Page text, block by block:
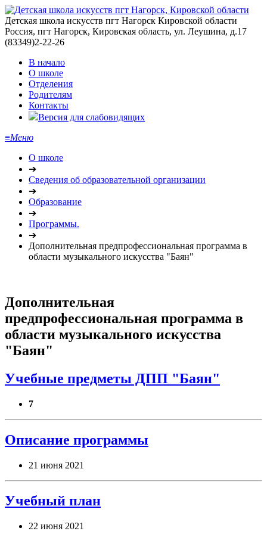
Детская школа искусств пгт Нагорск Кировской области
Россия, пгт Нагорск, Кировская область, ул. Леушина, д.17
(83349)2-22-26
В начало
О школе
Отделения
Родителям
Контакты
Версия для слабовидящих
≡Меню
О школе
➔
Сведения об образовательной организации
➔
Образование
➔
Программы.
➔
Дополнительная предпрофессиональная программа в
области музыкального искусства "Баян"
Дополнительная
предпрофессиональная программа в
области музыкального искусства
"Баян"
Учебные предметы ДПП "Баян"
7
Описание программы
21 июня 2021
Учебный план
22 июня 2021